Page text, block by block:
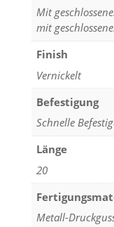
Mit
mit
Finish
Vernickelt
Befestigung
Schnelle
Länge
20
Metall-